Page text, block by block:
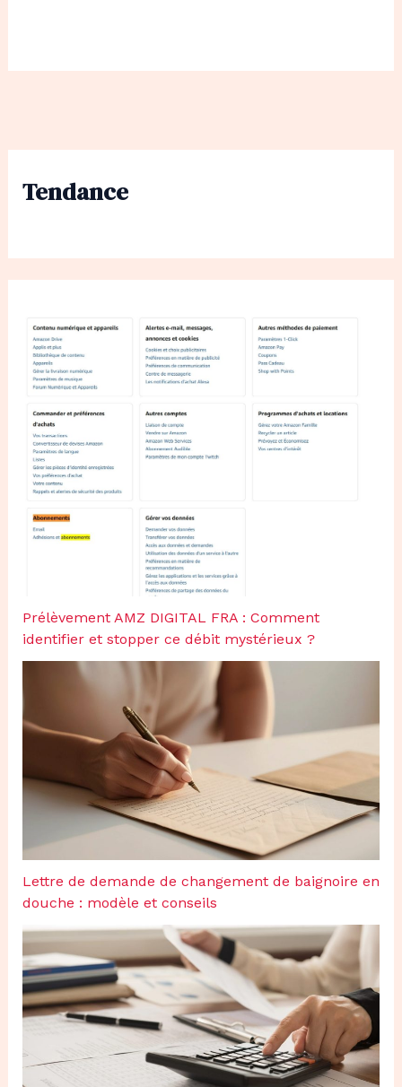
Tendance
Prélèvement AMZ DIGITAL FRA : Comment
identifier et stopper ce débit mystérieux ?
Lettre de demande de changement de baignoire en
douche : modèle et conseils